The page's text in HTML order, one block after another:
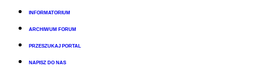
INFORMATORIUM
ARCHIWUM FORUM
PRZESZUKAJ PORTAL
NAPISZ DO NAS